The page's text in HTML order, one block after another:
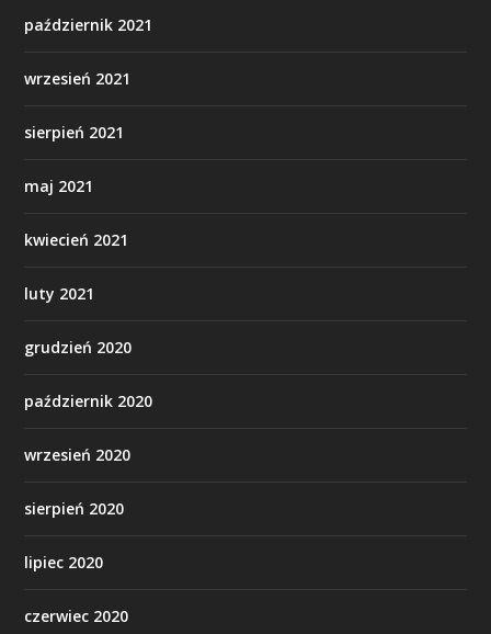
październik 2021
wrzesień 2021
sierpień 2021
maj 2021
kwiecień 2021
luty 2021
grudzień 2020
październik 2020
wrzesień 2020
sierpień 2020
lipiec 2020
czerwiec 2020